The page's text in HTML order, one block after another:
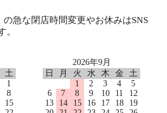
急な閉店時間変更やお休みはSNS
。
土
1
8
15
2026年9月
日
月 火 水 木 金
土
1
2 3 4
5
6
7 8 9 10 11
12
13
14 15 16 17 18
19